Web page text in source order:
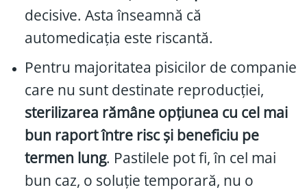
decisive. Asta înseamnă că
automedicația este riscantă.
Pentru majoritatea pisicilor de companie
care nu sunt destinate reproducției,
sterilizarea rămâne opțiunea cu cel mai
bun raport între risc și beneficiu pe
termen lung. Pastilele pot fi, în cel mai
bun caz, o soluție temporară, nu o